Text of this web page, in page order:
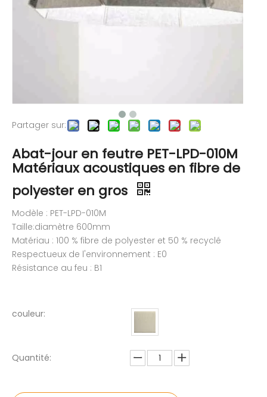
Partager sur:
Abat-jour en feutre PET-LPD-010M
Matériaux acoustiques en fibre de
polyester en gros
Modèle : PET-LPD-010M
Taille:diamètre 600mm
Matériau : 100 % fibre de polyester et 50 % recyclé
Respectueux de l'environnement : E0
Résistance au feu : B1
couleur:
Quantité: